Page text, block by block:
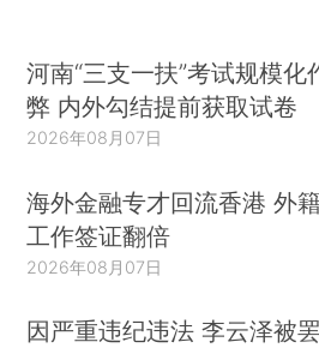
河南“三支一扶”考试规模化
弊 内外勾结提前获取试卷
2026年08月07日
海外金融专才回流香港 外籍
工作签证翻倍
2026年08月07日
因严重违纪违法 李云泽被